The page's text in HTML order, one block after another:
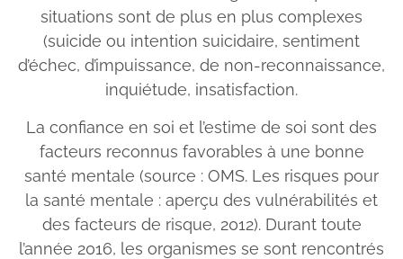
situations sont de plus en plus complexes
(suicide ou intention suicidaire, sentiment
d’échec, d’impuissance, de non-reconnaissance,
inquiétude, insatisfaction.
La confiance en soi et l’estime de soi sont des
facteurs reconnus favorables à une bonne
santé mentale (source : OMS. Les risques pour
la santé mentale : aperçu des vulnérabilités et
des facteurs de risque, 2012). Durant toute
l’année 2016, les organismes se sont rencontrés